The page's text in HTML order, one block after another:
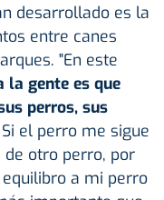
desarrollado es la
entre canes
"En este
la gente es que
perros, sus
el perro me sigue
otro perro, por
a mi perro